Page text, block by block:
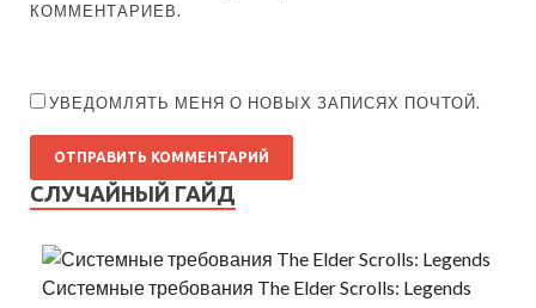
КОММЕНТАРИЕВ.
УВЕДОМЛЯТЬ МЕНЯ О НОВЫХ ЗАПИСЯХ ПОЧТОЙ.
СЛУЧАЙНЫЙ ГАЙД
Системные требования The Elder Scrolls: Legends